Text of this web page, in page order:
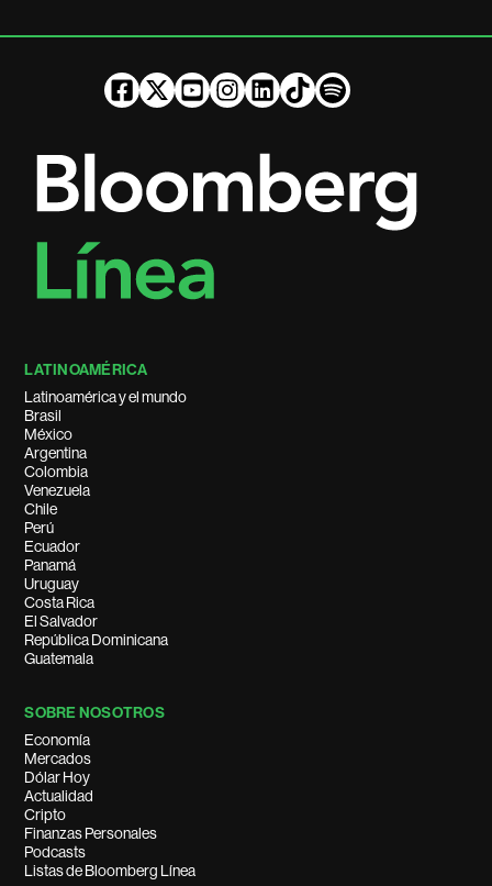
LATINOAMÉRICA
Latinoamérica y el mundo
Brasil
México
Argentina
Colombia
Venezuela
Chile
Perú
Ecuador
Panamá
Uruguay
Costa Rica
El Salvador
República Dominicana
Guatemala
SOBRE NOSOTROS
Economía
Mercados
Dólar Hoy
Actualidad
Cripto
Finanzas Personales
Podcasts
Listas de Bloomberg Línea